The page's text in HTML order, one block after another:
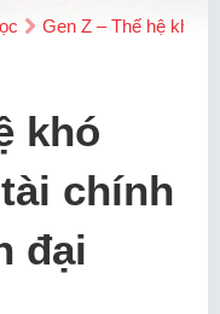
Gen Z – Thế hệ khó
khó
chính
đại